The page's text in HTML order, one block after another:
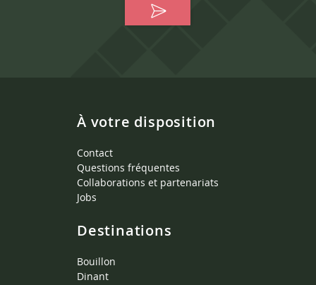
À votre disposition
Contact
Questions fréquentes
Collaborations et partenariats
Jobs
Destinations
Bouillon
Dinant